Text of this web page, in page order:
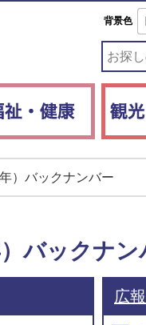
背景色
）バックナンバー
バックナン
広